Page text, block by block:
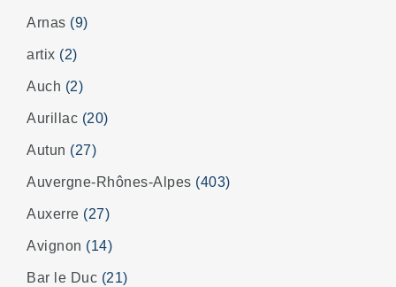
Arnas (9)
artix (2)
Auch (2)
Aurillac (20)
Autun (27)
Auvergne-Rhônes-Alpes (403)
Auxerre (27)
Avignon (14)
Bar le Duc (21)